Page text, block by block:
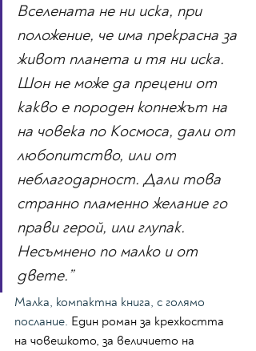
Вселената не ни иска, при
положение, че има прекрасна за
живот планета и тя ни иска.
Шон не може да прецени от
какво е породен копнежът на
на човека по Космоса, дали от
любопитство, или от
неблагодарност. Дали това
странно пламенно желание го
прави герой, или глупак.
Несъмнено по малко и от
двете.”
Малка, компактна книга, с голямо
послание. Един роман за крехкостта
на човешкото, за величието на